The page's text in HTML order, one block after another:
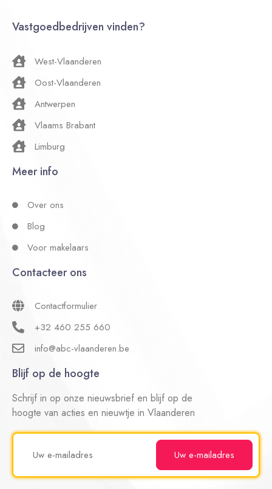
Vastgoedbedrijven vinden?
West-Vlaanderen
Oost-Vlaanderen
Antwerpen
Vlaams Brabant
Limburg
Meer info
Over ons
Blog
Voor makelaars
Contacteer ons
Contactformulier
+32 460 255 660
info@abc-vlaanderen.be
Blijf op de hoogte
Schrijf in op onze nieuwsbrief en blijf op de
hoogte van acties en nieuwtje in Vlaanderen